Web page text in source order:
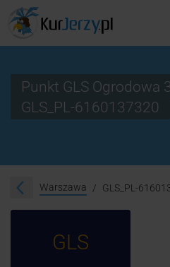
Śledzenie
Punkt GLS Ogrodowa
GLS_PL-6160137320
Warszawa GLS_PL-
GLS